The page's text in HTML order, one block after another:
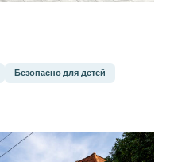
Безопасно для детей